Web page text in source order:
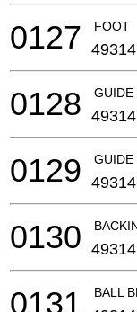
FOOT
0127
GUIDE
0128
GUIDE
0129
0130
BALL
0131